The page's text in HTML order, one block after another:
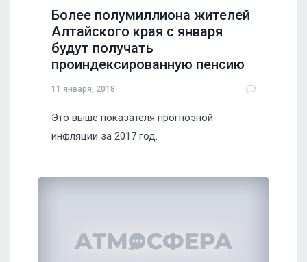
Более полумиллиона жителей
Алтайского края с января
будут получать
проиндексированную пенсию
11 января, 2018
Это выше показателя прогнозной
инфляции за 2017 год.